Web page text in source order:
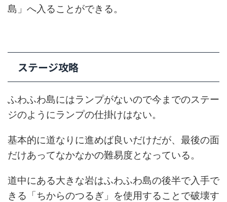
島」へ入ることができる。
ステージ攻略
ふわふわ島にはランプがないので今までのステー
ジのようにランプの仕掛けはない。
基本的に道なりに進めば良いだけだが、最後の面
だけあってなかなかの難易度となっている。
道中にある大きな岩はふわふわ島の後半で入手で
きる「ちからのつるぎ」を使用することで破壊す